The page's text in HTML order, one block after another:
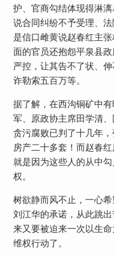
护、官商勾结体现得淋
说合同纠纷不予受理、
是信口雌黄说赵春红主
面的官员还抱怨平泉县
严控，让其告不了状、
诈勒索五百万等。
据了解，在西沟铜矿中
军、原政协主席田学清
贪污腐败已判了十几年
房产二十多套！而赵春
就是因为这些人的从中
权。
树欲静而风不止，一心
刘江华的承诺，从此跳
来又要被迫来一次以生
维权行动了。